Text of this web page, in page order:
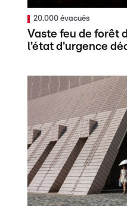
20.000 évacués
Vaste feu de forêt
l'état d'urgence